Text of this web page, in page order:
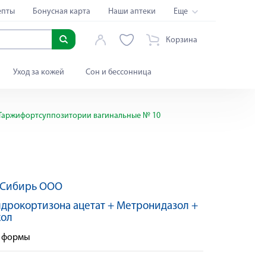
Бонусная карта Наши аптеки Еще
Корзина
Уход за кожей Сон и бессонница
вагинальные № 10
ООО
ацетат + Метронидазол +
формы